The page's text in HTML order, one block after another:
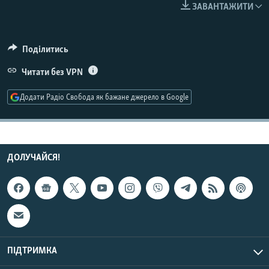
СПЕЦПРОЄКТИ
ПОДКАСТИ
РУС
УКР
ДОЛУЧАЙСЯ!
ЗАВАНТАЖИТИ
Поділитись
Читати без VPN
Додати Радіо Свобода як бажане джерело в Google
ДОЛУЧАЙСЯ!
ПІДТРИМКА